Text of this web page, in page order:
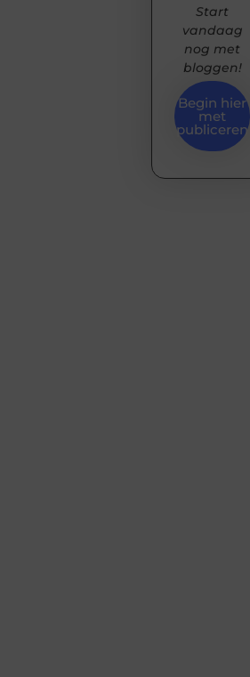
Start
vandaag
nog met
bloggen!
Begin hier
met
publiceren